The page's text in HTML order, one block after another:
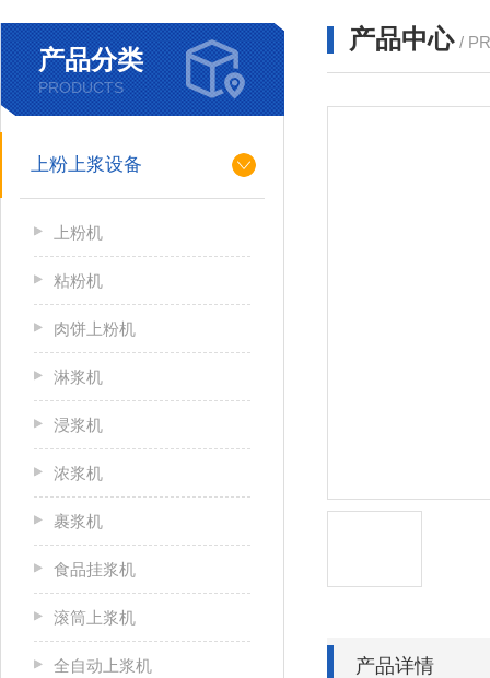
产品分类
PRODUCTS
上粉上浆设备
上粉机
粘粉机
肉饼上粉机
淋浆机
浸浆机
浓浆机
裹浆机
食品挂浆机
滚筒上浆机
全自动上浆机
产品中心 /
产品详情